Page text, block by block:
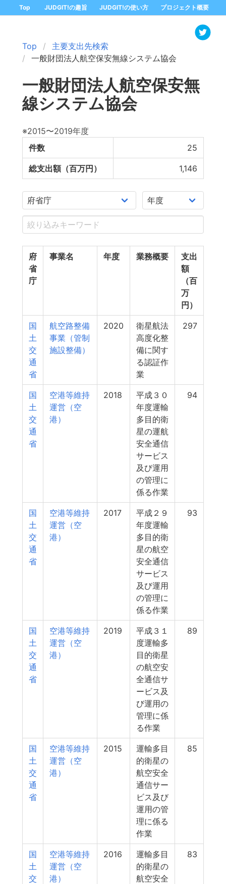
Top JUDGIT!の趣旨 JUDGIT!の使い方 プロジェクト概要
Top
主要支出先検索
一般財団法人航空保安無線システム協会
一般財団法人航空保安無
線システム協会
※2015〜2019年度
件数
25
総支出額（百万円） 1,146
府
省
庁
事業名 年度 業務概要
支出
額
（百
万
円）
国
土
交
通
省
航空路整備
事業（管制
施設整備）
2020
衛星航法
高度化整
備に関す
る認証作
業
297
国
土
交
通
省
空港等維持
運営（空
港）
2018
平成３０
年度運輸
多目的衛
星の運航
安全通信
サービス
及び運用
の管理に
係る作業
94
国
土
交
通
省
空港等維持
運営（空
港）
2017
平成２９
年度運輸
多目的衛
星の航空
安全通信
サービス
及び運用
の管理に
係る作業
93
国
土
交
通
省
空港等維持
運営（空
港）
2019
平成３１
度運輸多
目的衛星
の航空安
全通信サ
ービス及
び運用の
管理に係
る作業
89
国
土
交
通
省
空港等維持
運営（空
港）
2015
運輸多目
的衛星の
航空安全
通信サー
ビス及び
運用の管
理に係る
作業
85
国
土
交
空港等維持
運営（空
港）
2016
運輸多目
的衛星の
航空安全
83